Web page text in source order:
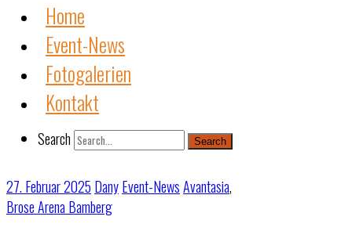
Home
Event-News
Fotogalerien
Kontakt
Search Search
27. Februar 2025 DanyEvent-NewsAvantasia,
Brose Arena Bamberg